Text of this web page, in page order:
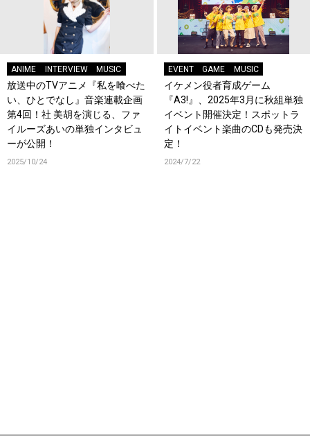
ANIME INTERVIEW MUSIC
放送中のTVアニメ『私を喰べた
い、ひとでなし』音楽連載企画
第4回！社 美胡を演じる、ファ
イルーズあいの単独インタビュ
ーが公開！
2025/10/24
EVENT GAME MUSIC
イケメン役者育成ゲーム
『A3!』、2025年3月に秋組単独
イベント開催決定！スポットラ
イトイベント楽曲のCDも発売決
定！
2024/7/22